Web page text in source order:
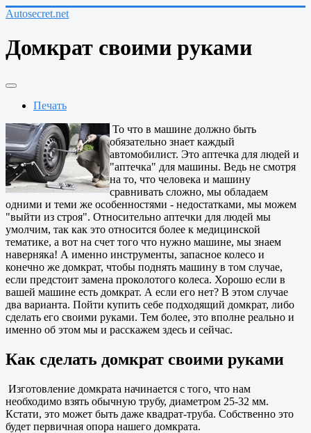
Autosecret.net
Домкрат своими руками
Печать
То что в машине должно быть
обязательно знает каждый
автомобилист. Это аптечка для людей и
"аптечка" для машины. Ведь не смотря
на то, что человека и машину
сравнивать сложно, мы обладаем
одними и теми же особенностями - недостатками, мы можем
"выйти из строя". Относительно аптечки для людей мы
умолчим, так как это относится более к медицинской
тематике, а вот на счет того что нужно машине, мы знаем
наверняка! А именно инструменты, запасное колесо и
конечно же домкрат, чтобы поднять машину в том случае,
если предстоит замена проколотого колеса. Хорошо если в
вашей машине есть домкрат. А если его нет? В этом случае
два варианта. Пойти купить себе подходящий домкрат, либо
сделать его своими руками. Тем более, это вполне реально и
именно об этом мы и расскажем здесь и сейчас.
Как сделать домкрат своими руками
Изготовление домкрата начинается с того, что нам
необходимо взять обычную трубу, диаметром 25-32 мм.
Кстати, это может быть даже квадрат-труба. Собственно это
будет первичная опора нашего домкрата.